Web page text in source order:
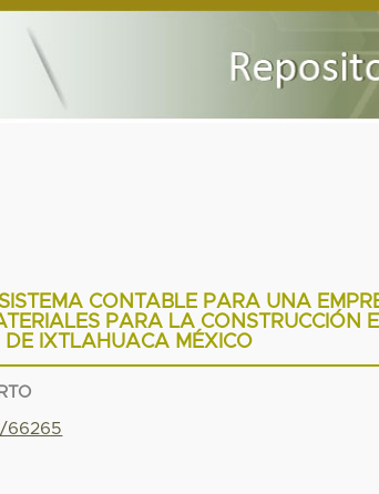
CONTABLE PARA UNA
PARA LA CONSTRUCCIÓN
DE IXTLAHUACA MÉXICO
66265